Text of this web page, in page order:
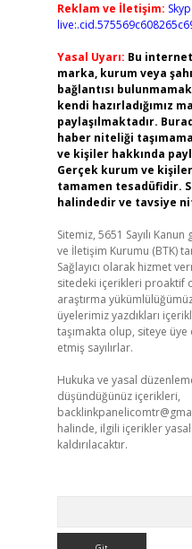
Reklam ve İletişim:
Yasal Uyarı: Bu
marka, kurum veya
bağlantısı
kendi hazırladığımız
paylaşılmaktadır.
haber niteliği
ve kişiler hakkında
Gerçek kurum ve
tamamen tesadüfidir.
halindedir ve tavsiye
Sitemiz, 5651 Sayılı
ve İletişim Kurumu (BTK)
Sağlayıcı olarak hizmet
sitedeki içerikleri proaktif
araştırma
üyelerimiz yazdıkları
taşımakta olup, siteye
etmiş sayılırlar.
Hukuka ve yasal
düşündüğünüz içerikleri,
halinde, ilgili içerikler
kaldırılacaktır.